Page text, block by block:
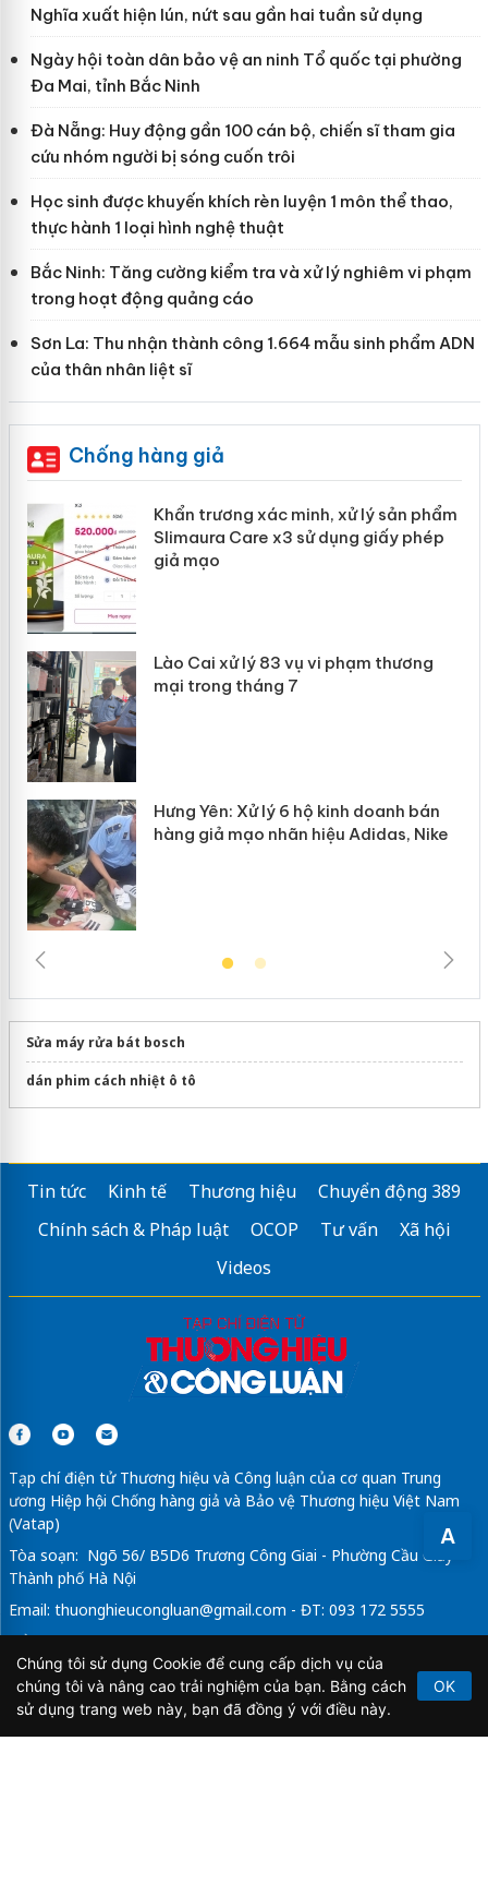
A
Nghĩa xuất hiện lún, nứt sau gần hai tuần sử dụng
Ngày hội toàn dân bảo vệ an ninh Tổ quốc tại phường
Đa Mai, tỉnh Bắc Ninh
Đà Nẵng: Huy động gần 100 cán bộ, chiến sĩ tham gia
cứu nhóm người bị sóng cuốn trôi
Học sinh được khuyến khích rèn luyện 1 môn thể thao,
thực hành 1 loại hình nghệ thuật
Bắc Ninh: Tăng cường kiểm tra và xử lý nghiêm vi phạm
trong hoạt động quảng cáo
Sơn La: Thu nhận thành công 1.664 mẫu sinh phẩm ADN
của thân nhân liệt sĩ
Chống hàng giả
Khẩn trương xác minh, xử lý sản phẩm
Slimaura Care x3 sử dụng giấy phép
giả mạo
Lào Cai xử lý 83 vụ vi phạm thương
mại trong tháng 7
Hưng Yên: Xử lý 6 hộ kinh doanh bán
hàng giả mạo nhãn hiệu Adidas, Nike
Sửa máy rửa bát bosch
dán phim cách nhiệt ô tô
Tin tức Kinh tế Thương hiệu
Chuyển động 389
Chính sách & Pháp luật
OCOP Tư vấn
Xã hội
Videos
Tạp chí điện tử Thương hiệu và Công luận của cơ quan Trung
ương Hiệp hội Chống hàng giả và Bảo vệ Thương hiệu Việt Nam
(Vatap)
Tòa soạn: Ngõ 56/ B5D6 Trương Công Giai - Phường Cầu Giấy -
Thành phố Hà Nội
Email: thuonghieucongluan@gmail.com - ĐT: 093 172 5555
Tổng Biên Tập: Vũ Đức Thuận
Giấy phép hoạt động báo chí điện tử số 64/GP-BTTTT do Bộ
Thông tin và Truyền thông cấp ngày 21/2/2020.
Chúng tôi sử dụng Cookie để cung cấp dịch vụ của
chúng tôi và nâng cao trải nghiệm của bạn. Bằng cách
sử dụng trang web này, bạn đã đồng ý với điều này.
OK